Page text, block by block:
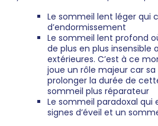
Le sommeil lent léger qui
d’endormissement
Le sommeil lent profond
de plus en plus insensible
extérieures. C’est à ce
joue un rôle majeur car
prolonger la durée de
sommeil plus réparateur
Le sommeil paradoxal
signes d’éveil et un